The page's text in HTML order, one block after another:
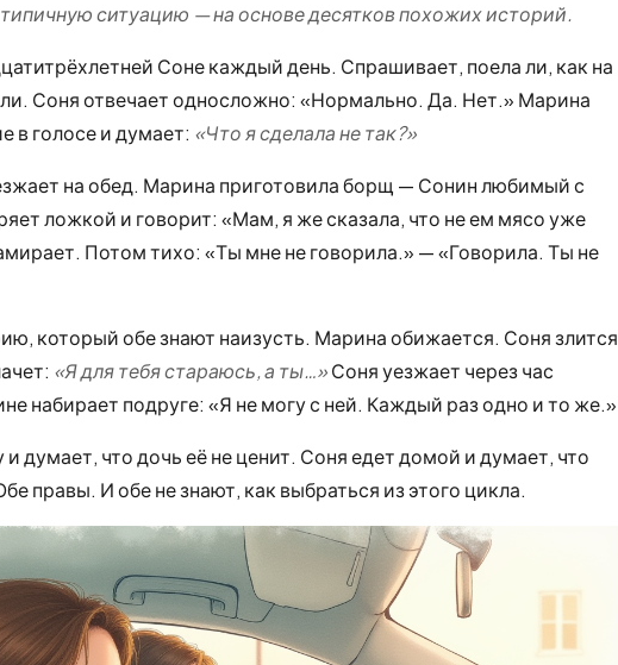
ситуацию — на основе десятков похожих историй.
Соне каждый день. Спрашивает, поела ли, как на
ли. Соня отвечает односложно: «Нормально. Да. Нет.» Марина
в голосе и думает: «Что я сделала не так?»
на обед. Марина приготовила борщ — Сонин любимый с
ложкой и говорит: «Мам, я же сказала, что не ем мясо уже
Потом тихо: «Ты мне не говорила.» — «Говорила. Ты не
который обе знают наизусть. Марина обижается. Соня злится
«Я для тебя стараюсь, а ты…»Соня уезжает через час
набирает подруге: «Я не могу с ней. Каждый раз одно и то же.»
думает, что дочь её не ценит. Соня едет домой и думает, что
правы. И обе не знают, как выбраться из этого цикла.